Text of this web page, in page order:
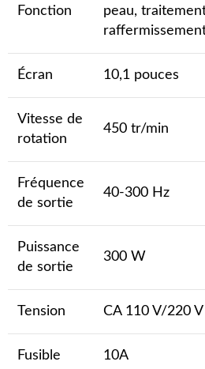
Fonction
peau,
Écran 10,1 pouces
Vitesse de
rotation
450 tr/min
Fréquence
de sortie
40-300 Hz
Puissance
de sortie
300 W
Tension CA 110 V/220 V
Fusible 10A